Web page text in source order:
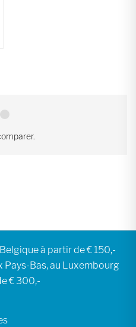
à partir de € 150,-
Bas, au Luxembourg
€ 300,-